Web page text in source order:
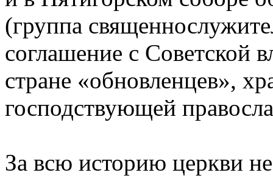
(группа
соглашение с Советской
стране «обновленцев»,
господствующей
За всю историю церкви